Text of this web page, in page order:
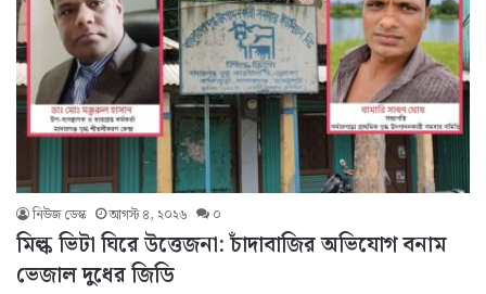
নিউজ ডেস্ক আগস্ট ৪, ২০২৬ ০
মিল্ক ভিটা ঘিরে উত্তেজনা: চাঁদাবাজির অভিযোগ বনাম
ভেজাল দুধের জিডি